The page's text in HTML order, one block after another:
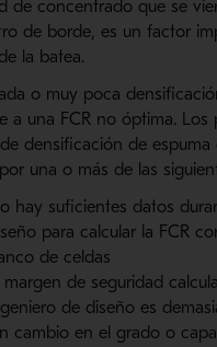
de concentrado que se
de borde, es un factor
la batea.
o muy poca
a una FCR no óptima. Los
densificación de espuma
una o más de las
hay suficientes datos
para calcular la FCR
de celdas
margen de seguridad
de diseño es
cambio en el grado o